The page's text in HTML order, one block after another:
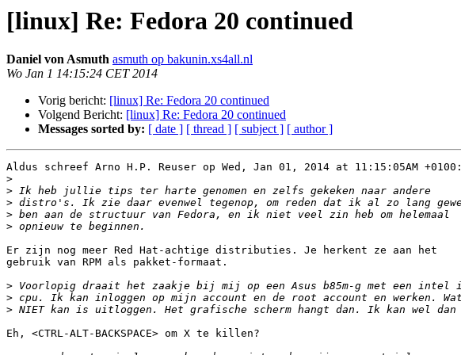
[linux] Re: Fedora 20 continued
Daniel von Asmuth asmuth op bakunin.xs4all.nl
Wo Jan 1 14:15:24 CET 2014
Vorig bericht: [linux] Re: Fedora 20 continued
Volgend Bericht: [linux] Re: Fedora 20 continued
Messages sorted by: [ date ] [ thread ] [ subject ] [ author ]
Aldus schreef Arno H.P. Reuser op Wed, Jan 01, 2014 at 11:15:05AM +0100:
>
>
>
>
>
Er zijn nog meer Red Hat-achtige distributies. Je herkent ze aan het
gebruik van RPM als pakket-formaat.
>
>
>
Eh, <CTRL-ALT-BACKSPACE> om X te killen?